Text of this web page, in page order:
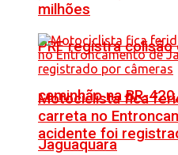
PRF registra
caminhão na BR-
Jaguaquara
milhões
Motociclista fica
carreta no
acidente foi